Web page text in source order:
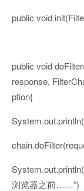
public void
public void
response,
ption{
浏览器之前……”)